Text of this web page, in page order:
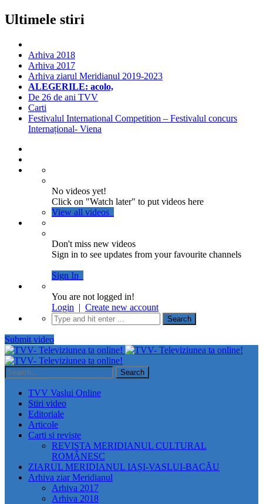
Ultimele stiri
Arhiva 2018
Arhiva 2017
Arhiva ziarul Meridianul 2019-2023
ALEGERILE: acolo,
De 26 de ani TVV
Carti
Festivalul International Competition – Festivalul concurs
Internațional- Viena
No videos yet!
Click on "Watch later" to put videos here
View all videos
Don't miss new videos
Sign in to see updates from your favourite channels
Sign In
You are not logged in!
Login | Create new account
Submit video
TVV Vaslui Online
Stiri video
Editoriale
Articole
Carti si reviste
REVISTA MERIDIANUL CULTURAL
ROMÂNESC
ZIARUL MERIDIANUL IAȘI-VASLUI-BACĂU
Arhiva ziar Meridianul
Arhiva 2017
Arhiva 2018